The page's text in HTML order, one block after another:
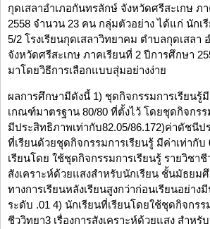
กุดเสลาอำเภอกันทรลักษ์ จังหวัดศรีสะเกษ ภ
2558 จำนวน 23 คน กลุ่มตัวอย่าง ได้แก่ นัก
5/2 โรงเรียนกุดเสลาวิทยาคม ตำบลกุดเสลา
จังหวัดศรีสะเกษ ภาคเรียนที่ 2 ปีการศึกษา
มาโดยวิธีการเลือกแบบสุ่มอย่างง่าย
ผลการศึกษามีดังนี้ 1) ชุดกิจกรรมการเรียนรู้
เกณฑ์มาตรฐาน 80/80 ที่ตั้งไว้ โดยชุดกิจกรร
มีประสิทธิภาพเท่ากับ82.05/86.172)ค่าดัชนีป
ที่เรียนด้วยชุดกิจกรรมการเรียนรู้ มีค่าเท่ากับ
เรียนโดย ใช้ชุดกิจกรรมการเรียนรู้ รายวิชาชี
สังเคราะห์ด้วยแสงสำหรับนักเรียน ชั้นมัธยม
ทางการเรียนหลังเรียนสูงกว่าก่อนเรียนอย่า
ระดับ .01 4) นักเรียนที่เรียนโดยใช้ชุดกิจกรร
ชีววิทยา3 เรื่องการสังเคราะห์ด้วยแสง สำหรั